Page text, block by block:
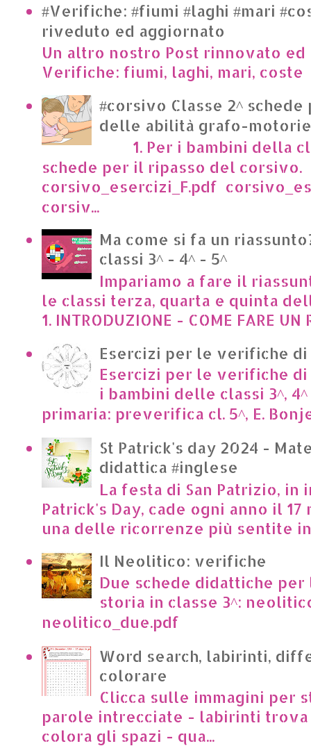
#Verifiche: #fiumi #laghi #mari
riveduto ed aggiornato
Un altro nostro Post rinnovato
Verifiche: fiumi, laghi, mari, coste
#corsivo Classe 2^
delle abilità grafo-motorie
1. Per i bambini della
schede per il ripasso del corsivo.
corsivo_esercizi_F.pdf
corsiv...
Ma come si fa un
classi 3^ - 4^ - 5^
Impariamo a fare il
le classi terza, quarta e quinta
1. INTRODUZIONE - COME FARE UN
Esercizi per le verifiche
Esercizi per le verifiche
i bambini delle classi 3^,
primaria: preverifica cl. 5^, E.
St Patrick's day 2024 -
didattica #inglese
La festa di San Patrizio, in
Patrick's Day, cade ogni anno il 17
una delle ricorrenze più sentite in
Il Neolitico: verifiche
Due schede didattiche
storia in classe 3^:
neolitico_due.pdf
Word search, labirinti,
colorare
Clicca sulle immagini per
parole intrecciate - labirinti
colora gli spazi - qua...